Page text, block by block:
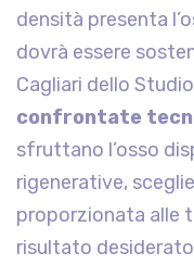
densità presenta
dovrà essere
Cagliari dello
confrontate
sfruttano l’osso
rigenerative,
proporzionata alle
risultato